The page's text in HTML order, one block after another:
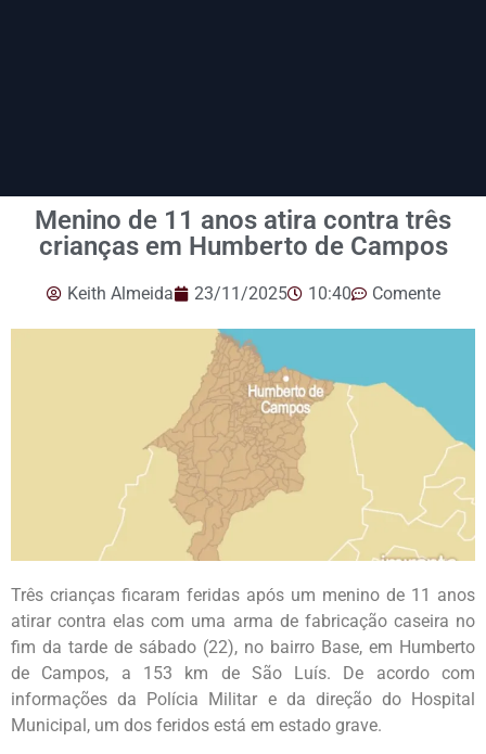
Menino de 11 anos atira contra três
crianças em Humberto de Campos
Keith Almeida 23/11/2025 10:40 Comente
Três crianças ficaram feridas após um menino de 11 anos
atirar contra elas com uma arma de fabricação caseira no
fim da tarde de sábado (22), no bairro Base, em Humberto
de Campos, a 153 km de São Luís. De acordo com
informações da Polícia Militar e da direção do Hospital
Municipal, um dos feridos está em estado grave.